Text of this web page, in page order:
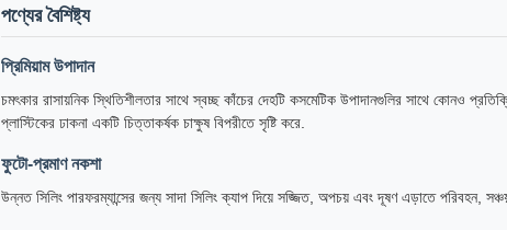
পণ্যের বৈশিষ্ট্য
প্রিমিয়াম উপাদান
চমৎকার রাসায়নিক স্থিতিশীলতার সাথে স্বচ্ছ কাঁচের দেহটি কসমেটিক উপাদানগুলির সাথে কোনও
প্লাস্টিকের ঢাকনা একটি চিত্তাকর্ষক চাক্ষুষ বিপরীতে সৃষ্টি করে.
ফুটো-প্রমাণ নকশা
উন্নত সিলিং পারফরম্যান্সের জন্য সাদা সিলিং ক্যাপ দিয়ে সজ্জিত, অপচয় এবং দূষণ এড়াতে পরিবহন,